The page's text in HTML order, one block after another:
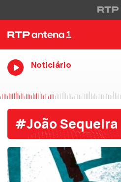
Noticiário
#João Sequeira